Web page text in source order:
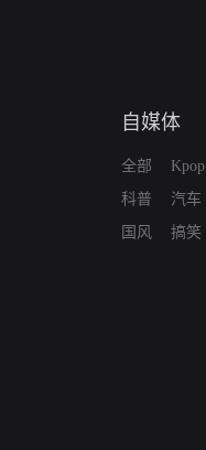
自媒体
全部
科普
国风
Kpop
汽车
搞笑